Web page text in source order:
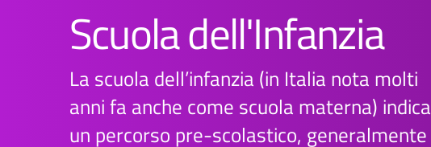
Scuola dell'Infanzia
La scuola dell’infanzia (in Italia nota molti
anni fa anche come scuola materna) indica
un percorso pre-scolastico, generalmente